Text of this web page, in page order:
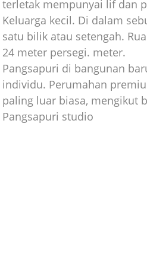
terletak mempunyai lif dan
Keluarga kecil. Di dalam
satu bilik atau setengah.
24 meter persegi. meter.
Pangsapuri di bangunan
individu. Perumahan
paling luar biasa, mengikut
Pangsapuri studio